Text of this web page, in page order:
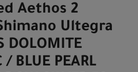
Aethos 2
Ultegra
DOLOMITE
/ BLUE PEARL